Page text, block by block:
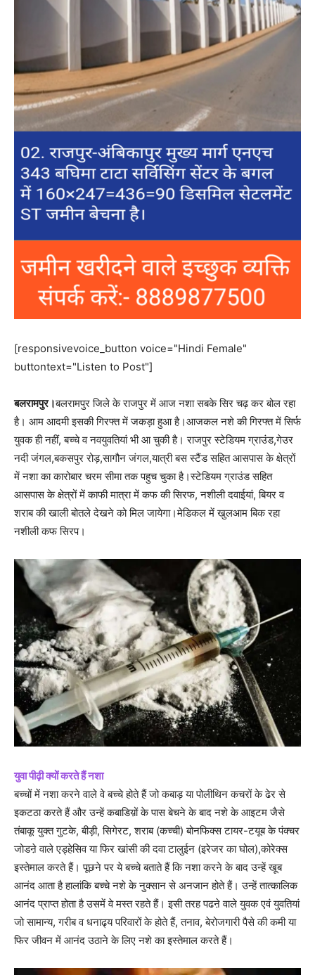
[responsivevoice_button voice="Hindi Female"
buttontext="Listen to Post"]
बलरामपुर।बलरामपुर जिले के राजपुर में आज नशा सबके सिर चढ़ कर बोल रहा
है। आम आदमी इसकी गिरफ्त में जकड़ा हुआ है।आजकल नशे की गिरफ्त में सिर्फ
युवक ही नहीं, बच्चे व नवयुवतियां भी आ चुकी है। राजपुर स्टेडियम ग्राउंड,गेउर
नदी जंगल,बकसपुर रोड़,सागौन जंगल,यात्री बस स्टैंड सहित आसपास के क्षेत्रों
में नशा का कारोबार चरम सीमा तक पहुच चुका है।स्टेडियम ग्राउंड सहित
आसपास के क्षेत्रों में काफी मात्रा में कफ की सिरफ, नशीली दवाईयां, बियर व
शराब की खाली बोतले देखने को मिल जायेगा।मेडिकल में खुलआम बिक रहा
नशीली कफ सिरप।
युवा पीढ़ी क्यों करते हैं नशा
बच्चों में नशा करने वाले वे बच्चे होते हैं जो कबाड़ या पोलीथिन कचरों के ढेर से
इकटठा करते हैं और उन्हें कबाडिय़ों के पास बेचने के बाद नशे के आइटम जैसे
तंबाकू युक्त गुटके, बीड़ी, सिगेरट, शराब (कच्ची) बोनफिक्स टायर-टयूब के पंक्चर
जोडऩे वाले एड्हेसिव या फिर खांसी की दवा टालुईन (इरेजर का घोल),कोरेक्स
इस्तेमाल करते हैं। पूछने पर ये बच्चे बताते हैं कि नशा करने के बाद उन्हें खूब
आनंद आता है हालांकि बच्चे नशे के नुक्सान से अनजान होते हैं। उन्हें तात्कालिक
आनंद प्राप्त होता है उसमें वे मस्त रहते हैं। इसी तरह पढऩे वाले युवक एवं युवतियां
जो सामान्य, गरीब व धनाढ्य परिवारों के होते हैं, तनाव, बेरोजगारी पैसे की कमी या
फिर जीवन में आनंद उठाने के लिए नशे का इस्तेमाल करते हैं।